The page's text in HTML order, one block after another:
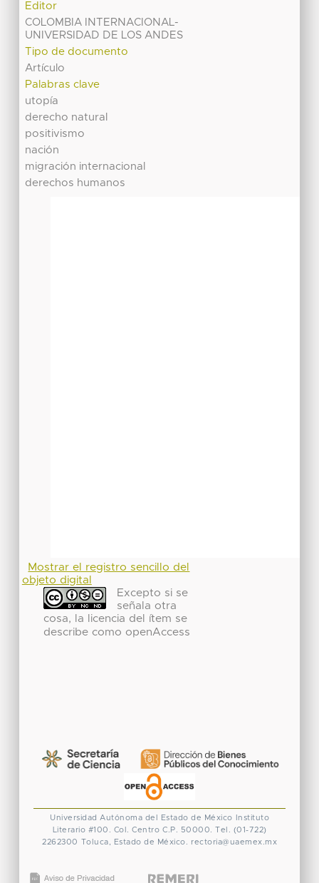
Editor
COLOMBIA INTERNACIONAL-
UNIVERSIDAD DE LOS ANDES
Tipo de documento
Artículo
Palabras clave
utopía
derecho natural
positivismo
nación
migración internacional
derechos humanos
Mostrar el registro sencillo del
objeto digital
Excepto si se
señala otra
cosa, la licencia del ítem se
describe como openAccess
Universidad Autónoma del Estado de México
Instituto
Literario #100. Col. Centro C.P. 50000. Tel. (01-722)
2262300 Toluca, Estado de México. rectoria@uaemex.mx